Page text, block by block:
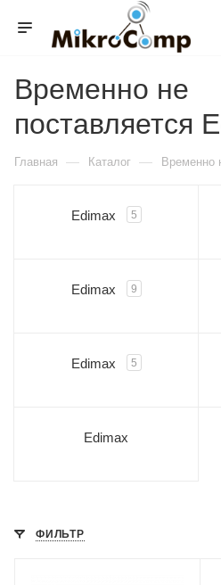
Временно не
поставляется
Главная — Каталог — Временно
Edimax 5
Edimax 9
Edimax 5
Edimax
ФИЛЬТР